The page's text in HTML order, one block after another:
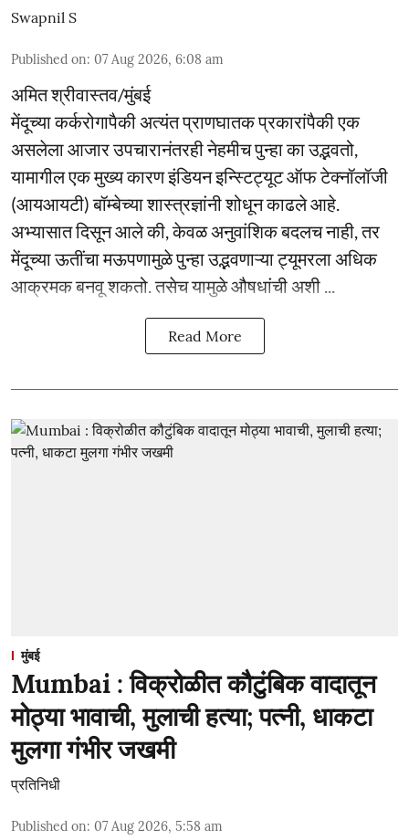
Swapnil S
Published on: 07 Aug 2026, 6:08 am
अमित श्रीवास्तव/मुंबई
मेंदूच्या कर्करोगापैकी अत्यंत प्राणघातक प्रकारांपैकी एक
असलेला आजार उपचारानंतरही नेहमीच पुन्हा का उद्भवतो,
यामागील एक मुख्य कारण इंडियन इन्स्टिट्यूट ऑफ टेक्नॉलॉजी
(आयआयटी) बॉम्बेच्या शास्त्रज्ञांनी शोधून काढले आहे.
अभ्यासात दिसून आले की, केवळ अनुवांशिक बदलच नाही, तर
मेंदूच्या ऊतींचा मऊपणामुळे पुन्हा उद्भवणाऱ्या ट्यूमरला अधिक
आक्रमक बनवू शकतो. तसेच यामुळे औषधांची अशी ...
Read More
मुंबई
Mumbai : विक्रोळीत कौटुंबिक वादातून
मोठ्या भावाची, मुलाची हत्या; पत्नी, धाकटा
मुलगा गंभीर जखमी
प्रतिनिधी
Published on: 07 Aug 2026, 5:58 am